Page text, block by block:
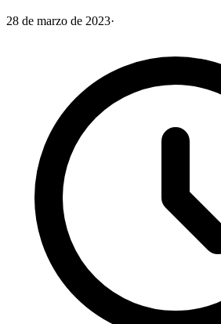
28 de marzo de 2023·